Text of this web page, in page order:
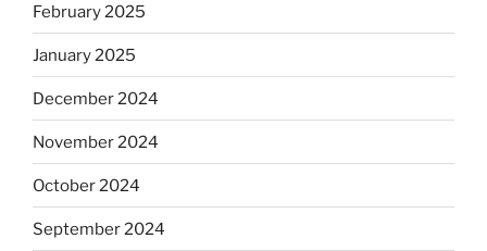
February 2025
January 2025
December 2024
November 2024
October 2024
September 2024